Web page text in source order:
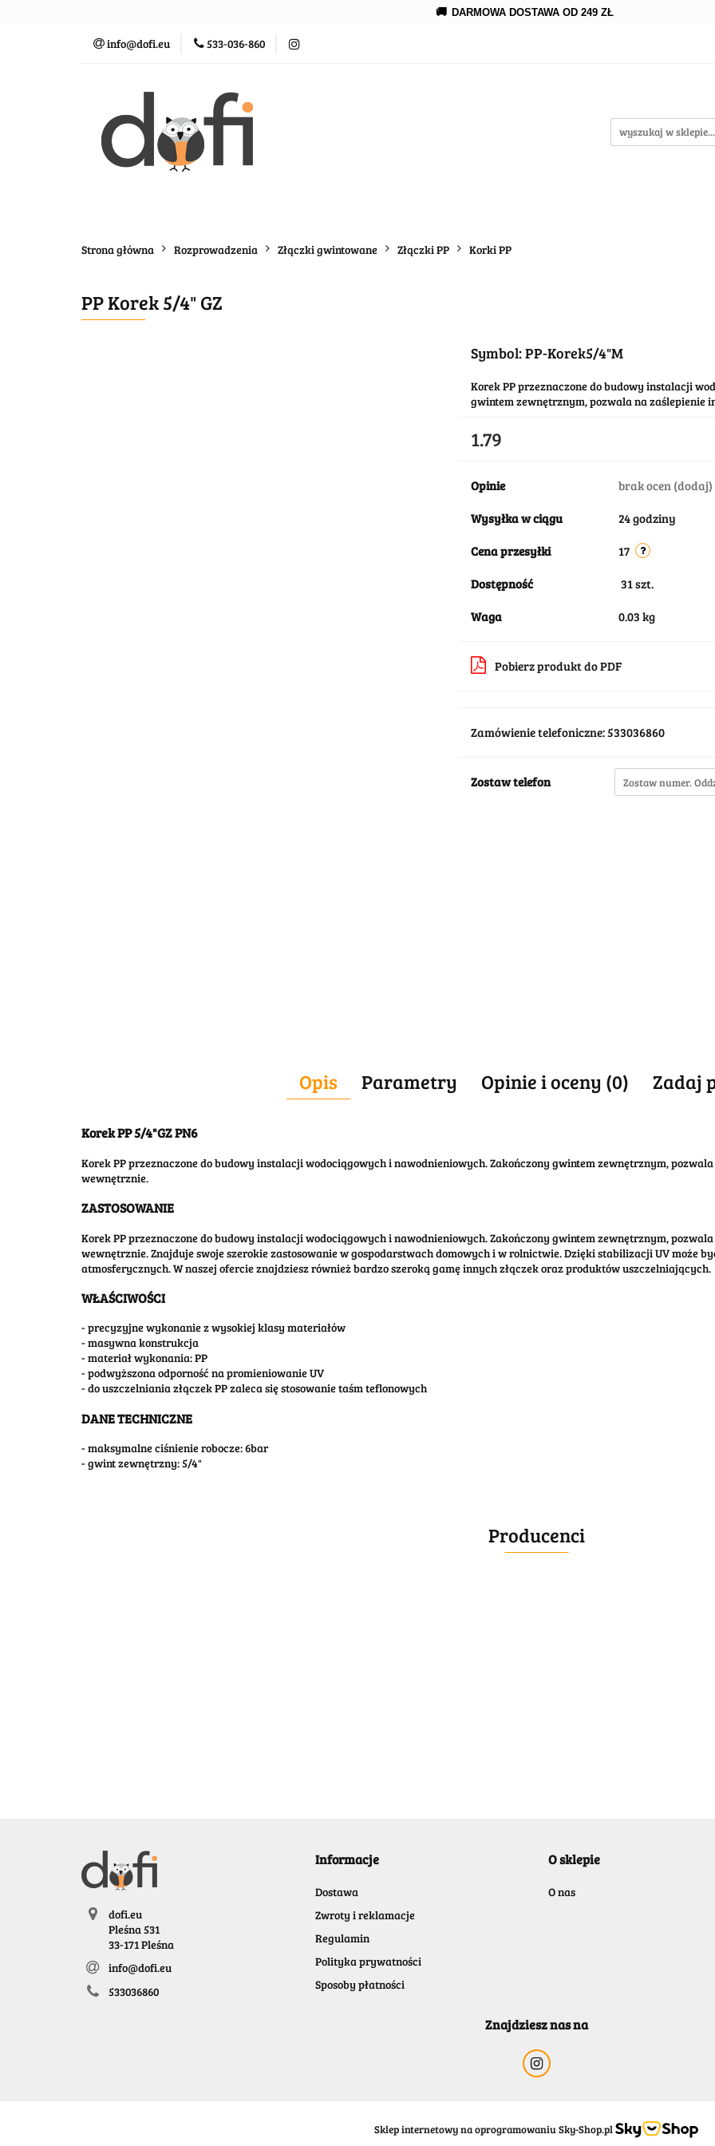
🚚 DARMOWA DOSTAWA OD 249 ZŁ
info@dofi.eu 533-036-860
Strona główna Rozprowadzenia Złączki gwintowane Złączki PP Korki PP
PP Korek 5/4" GZ
Symbol:PP-Korek5/4"M
Korek PP przeznaczone do budowy instalacji
gwintem zewnętrznym, pozwala na zaślepienie
1.79
Opinie brak ocen (dodaj)
Wysyłka w ciągu 24 godziny
Cena przesyłki 17
Dostępność 31szt.
Waga 0.03 kg
Pobierz produkt do PDF
Zamówienie telefoniczne: 533036860
Zostaw telefon
Opis Parametry Opinie i oceny (0) Zadaj
Korek PP 5/4"GZ PN6
Korek PP przeznaczone do budowy instalacji wodociągowych i nawodnieniowych. Zakończony gwintem zewnętrznym,
wewnętrznie.
ZASTOSOWANIE
Korek PP przeznaczone do budowy instalacji wodociągowych i nawodnieniowych. Zakończony gwintem zewnętrznym,
wewnętrznie. Znajduje swoje szerokie zastosowanie w gospodarstwach domowych i w rolnictwie. Dzięki stabilizacji UV może
atmosferycznych. W naszej ofercie znajdziesz również bardzo szeroką gamę innych złączek oraz produktów uszczelniających.
WŁAŚCIWOŚCI
- precyzyjne wykonanie z wysokiej klasy materiałów
- masywna konstrukcja
- materiał wykonania: PP
- podwyższona odporność na promieniowanie UV
- do uszczelniania złączek PP zaleca się stosowanie taśm teflonowych
DANE TECHNICZNE
- maksymalne ciśnienie robocze: 6bar
- gwint zewnętrzny: 5/4"
Producenci
BENASSI/GALGI
dofi.eu
Pleśna 531
33-171 Pleśna
info@dofi.eu
533036860
Informacje
Dostawa
Zwroty i reklamacje
Regulamin
Polityka prywatności
Sposoby płatności
O sklepie
O nas
Znajdziesz nas na
Sklep internetowy na oprogramowaniu Sky-Shop.pl